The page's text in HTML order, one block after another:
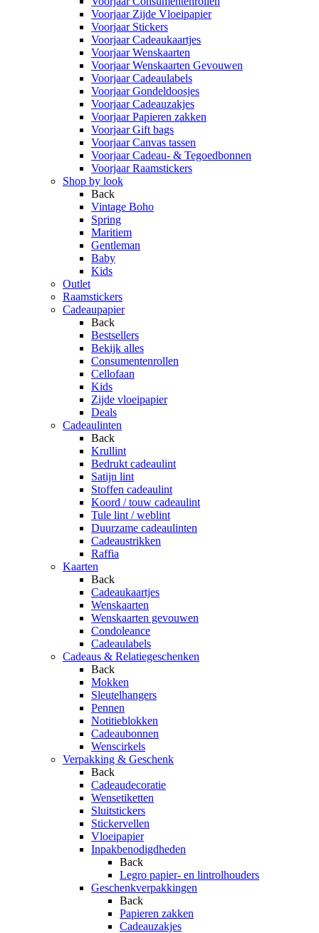
Voorjaar Zijde Vloeipapier
Voorjaar Stickers
Voorjaar Cadeaukaartjes
Voorjaar Wenskaarten
Voorjaar Wenskaarten Gevouwen
Voorjaar Cadeaulabels
Voorjaar Gondeldoosjes
Voorjaar Cadeauzakjes
Voorjaar Papieren zakken
Voorjaar Gift bags
Voorjaar Canvas tassen
Voorjaar Cadeau- & Tegoedbonnen
Voorjaar Raamstickers
Shop by look
Back
Vintage Boho
Spring
Maritiem
Gentleman
Baby
Kids
Outlet
Raamstickers
Cadeaupapier
Back
Bestsellers
Bekijk alles
Consumentenrollen
Cellofaan
Kids
Zijde vloeipapier
Deals
Cadeaulinten
Back
Krullint
Bedrukt cadeaulint
Satijn lint
Stoffen cadeaulint
Koord / touw cadeaulint
Tule lint / weblint
Duurzame cadeaulinten
Cadeaustrikken
Raffia
Kaarten
Back
Cadeaukaartjes
Wenskaarten
Wenskaarten gevouwen
Condoleance
Cadeaulabels
Cadeaus & Relatiegeschenken
Back
Mokken
Sleutelhangers
Pennen
Notitieblokken
Cadeaubonnen
Wenscirkels
Verpakking & Geschenk
Back
Cadeaudecoratie
Wensetiketten
Sluitstickers
Stickervellen
Vloeipapier
Inpakbenodigdheden
Back
Legro papier- en lintrolhouders
Geschenkverpakkingen
Back
Papieren zakken
Cadeauzakjes